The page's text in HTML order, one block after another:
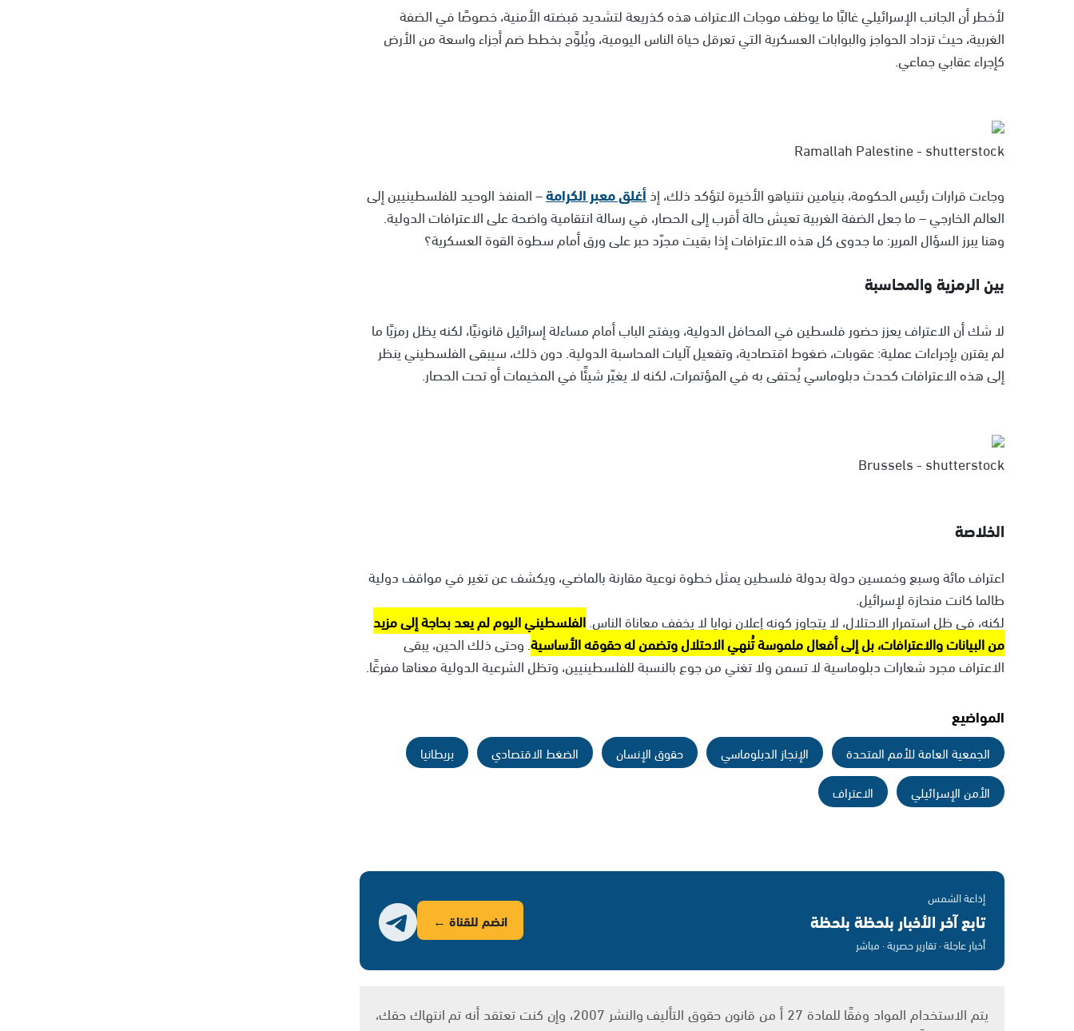
لأخطر أن الجانب الإسرائيلي غالبًا ما يوظف موجات الاعتراف هذه كذريعة لتشديد قبضته الأمنية، خصوصًا في الضفة
الغربية، حيث تزداد الحواجز والبوابات العسكرية التي تعرقل حياة الناس اليومية، ويُلوَّح بخطط ضم أجزاء واسعة من الأرض
كإجراء عقابي جماعي.
Ramallah Palestine - shutterstock
وجاءت قرارات رئيس الحكومة، بنيامين نتنياهو الأخيرة لتؤكد ذلك، إذأغلق معبر الكرامة– المنفذ الوحيد للفلسطينيين إلى
العالم الخارجي – ما جعل الضفة الغربية تعيش حالة أقرب إلى الحصار، في رسالة انتقامية واضحة على الاعترافات الدولية.
وهنا يبرز السؤال المرير: ما جدوى كل هذه الاعترافات إذا بقيت مجرّد حبر على ورق أمام سطوة القوة العسكرية؟
بين الرمزية والمحاسبة
لا شك أن الاعتراف يعزز حضور فلسطين في المحافل الدولية، ويفتح الباب أمام مساءلة إسرائيل قانونيًا، لكنه يظل رمزيًا ما
لم يقترن بإجراءات عملية: عقوبات، ضغوط اقتصادية، وتفعيل آليات المحاسبة الدولية. دون ذلك، سيبقى الفلسطيني ينظر
إلى هذه الاعترافات كحدث دبلوماسي يُحتفى به في المؤتمرات، لكنه لا يغيّر شيئًا في المخيمات أو تحت الحصار.
Brussels - shutterstock
الخلاصة
اعتراف مائة وسبع وخمسين دولة بدولة فلسطين يمثل خطوة نوعية مقارنة بالماضي، ويكشف عن تغير في مواقف دولية
طالما كانت منحازة لإسرائيل.
لكنه، في ظل استمرار الاحتلال، لا يتجاوز كونه إعلان نوايا لا يخفف معاناة الناس.الفلسطيني اليوم لم يعد بحاجة إلى مزيد
من البيانات والاعترافات، بل إلى أفعال ملموسة تُنهي الاحتلال وتضمن له حقوقه الأساسية. وحتى ذلك الحين، يبقى
الاعتراف مجرد شعارات دبلوماسية لا تسمن ولا تغني من جوع بالنسبة للفلسطينيين، وتظل الشرعية الدولية معناها مفرغًا.
المواضيع
الجمعية العامة للأمم المتحدة الإنجاز الدبلوماسي حقوق الإنسان الضغط الاقتصادي
بريطانيا
الأمن الإسرائيلي
الاعتراف
إذاعة الشمس
تابع آخر الأخبار بلحظة بلحظة
أخبار عاجلة · تقارير حصرية · مباشر
انضم للقناة ←
يتم الاستخدام المواد وفقًا للمادة 27 أ من قانون حقوق التأليف والنشر 2007، وإن كنت تعتقد أنه تم انتهاك حقك،